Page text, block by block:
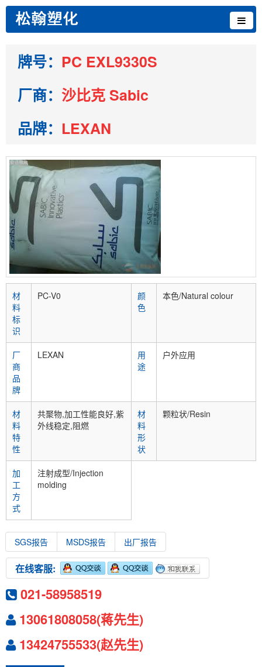
牌号： PC EXL9330S
厂商： 沙比克 Sabic
品牌： LEXAN
材
料
标
识
PC-V0
颜
色
本色/Natural colour
厂
商
品
牌
LEXAN
用
途
户外应用
材
料
特
性
共聚物,加工性能良好,紫
外线稳定,阻燃
材
料
形
状
颗粒状/Resin
加
工
方
式
注射成型/Injection
molding
SGS报告 MSDS报告 出厂报告
在线客服:
021-58958519
13061808058(蒋先生)
13424755533(赵先生)